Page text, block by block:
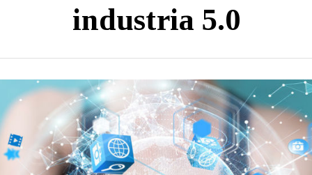
industria 5.0